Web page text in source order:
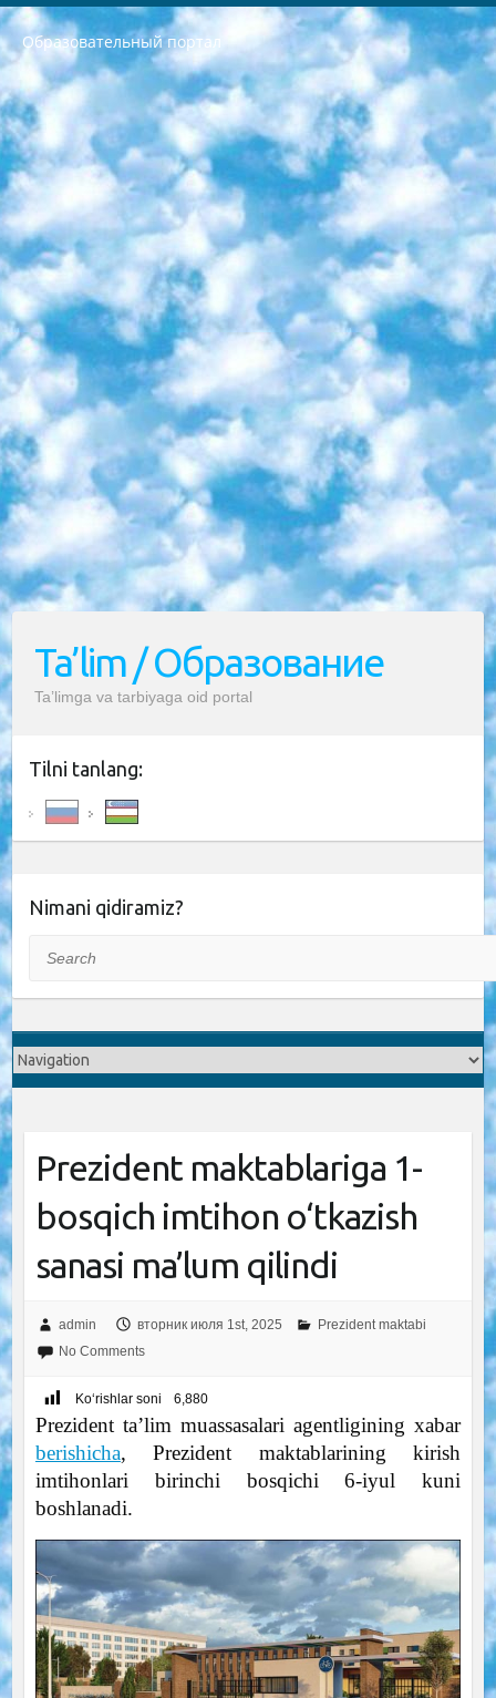
Образовательный портал
РЕСПУБЛИКА УЗБЕКИСТАН МИНИСТРЕРСТВО ДОШКОЛЬНОГО И ШКОЛЬНОГО ОБРАЗОВАНИЯ КОМАНДА в общеобразовательных учреждениях в 2023-2024 учебном году организация и проведение итоговой государственной аттестации обучающихся о Министра дошкольного и школьного образования Республики Узбекистан от 4 марта 2008 года (постановлением Минюста от 20 марта 2008 года № 1778 государственной регистрации) «Итоговое состояние учащихся общего среднего образования на основании положения об утверждении положения об аттестации общего среднего образования выпускной экзамен студентов в образовательных учреждениях в 2023-2024 учебном году В целях организации и прохождения аттестации приказываю: 1. Следующее: перечень предметов, по которым будет проводиться итоговая государственная аттестация и экзамен формы перевода согласно приложению 1; сертификаты международного образца, оценивающие уровень владения иностранными языками перечень согласно приложению 2; 2. Педагогический при специализированных образовательных учреждениях. научно-практический центр квалификации и международной оценки (Д.Давидова) 2024 г. До 25 марта: задания по предметам, по которым будет проводиться итоговая аттестация разработка и утверждение технических условий; итоговая аттестация на основании разработанного предметного задания разработка вопросов по предметам (устно и письменно), экзамен передача; общеобразовательные средние школы и специальные учебные заведения учащиеся выпускных классов школ и интернатов в агентской системе подготовка базы данных экзаменационных материалов и критериев оценки; перевод базы экзаменационных материалов на все языки обучения подать в Республиканский образовательный центр для изготовления; варианты экзаменов на основе разработанных контрольных материалов пусть будут поставлены задачи формирования. 3. Республиканский образовательный центр (Ш.Худайкулов) до 5 апреля 2024 года. до: база данных предоставленных экзаменационных материалов на все языки обучения перевод и экспертиза; для слепых, слабовидящих, глухих, слабослышащих и умственно отсталых детей учащиеся выпускных классов специализированных школ и школ-интернатов база данных экзаменационных материалов на всех преподаваемых языках подготовка критериев оценки; специализированные школы для умственно отсталых детей и технологии для учащихся выпускных классов школ-интернатов разработка соответствующих рекомендаций и критериев проведения ЕГЭ по естествознанию давать задания. 4. Педагогический при специализированных образовательных учреждениях. Научно-практический центр навыков и международной оценки (Д.Давидова), Республика образовательный центр (Худайкулов Ш.) итоговый государственный аттестационный экзамен ориентирован на творческое и логическое мышление при подготовке базы материалов учитывать введение заданий. 5. Следует отметить, что: сертификат государственного образца о знании общеобразовательного предмета и как минимум национальный уровень B1 по предметам на иностранных языках, указанным в Приложении 2. или международно признанный сертификат эквивалентного уровня студенты, изучающие определенный предмет, освобождаются от экзамена; по соответствующим предметам запланирована итоговая государственная аттестация за день до дня, путем жеребьевки Рабочей группой (в письменной форме по предметам, проводимым в форме) из числа сформированных вариантов выбрано 2 варианта; 2 выбранных варианта экзамена анонсированы на официальном сайте министерства и все выпускники по всей стране на основе этих вариантов проводит итоговую государственную аттестацию. 6. Государственное образование учащихся средних общеобразовательных учреждений. знания в соответствии с квалификационными требованиями, которые необходимо приобрести на основании стандартов итоговый (выпускной) контроль для 9 и 11 классов в целях тестирования Экзамены (далее – экзамены) состоят из предметов, перечисленных в приложении 1. будет сделано. 7. Экзамены пройдут с 26 мая по 15 июня 2024 г. (кроме науки физического воспитания). 8. Физическая для учащихся 9 классов общесредних образовательных учреждений. Экзамены по предмету «Образование, квалификация медицина» 1-6 мая 2024 года. сотрудники перевести под присмотр (с отклонениями в физическом или умственном развитии) специализированная школа для детей, школы-интернаты и со сколиозом школы-интернаты санаторного типа для больных детей исключены). 9. Он был слепым, слабовидящим и имел нарушения опорно-двигательного аппарата. экзамены в специализированных школах и интернатах для детей должны проводиться исходя из требований, предъявляемых к общеобразовательным учреждениям (физкультура кроме науки). 10. Специализированная школа для глухих и слабослышащих детей. и экзамены в интернатах и быть реализован в виде письменного теста по математике. 11. Специальность для умственно отсталых детей. Для 9 класса Родной язык и литературное письмо Государственный язык (язык обучения – узбекский). для неклассов) написано Математическое письмо Письменная/устная история Узбекистана Физическое воспитание практично Итоговый контроль Для 11 класса Написание родного языка и литературы (эссе) Математическое письмо Узбекский язык (обучение на узбекском языке) не посещающее общее среднее образование для учреждений)/Образовательное учреждение выбор письменный и устный Иностранный язык письменный/устный Письменная/устная история Узбекистана *По выбору студента:  Химия  Физика  Основы государственного права  География 10 бесплатных образовательных ресурсов - Мы составили подборку онлайн-проектов с интерактивными упражнениями, видеолекциями и статьями. Они помогут вам обрести новые и освежить старые знания бесплатно. 1. «ИНТУИТ» Старейшая образовательная площадка Рунета. Здесь вы найдёте сотни текстовых и видеокурсов на десятки различных тем — от программирования до психологии. Многие курсы подготовлены российскими университетами и крупными международными компаниями вроде Intel и Microsoft. Самостоятельное обучение бесплатное, но желающие могут оплатить услуги персональных наставников. 2. «Смартия» знакомит с актуальными профессиями и подсказывает, как им обучаться. Выбрав заинтересовавшую вас специальность — SMM-специалист, фотограф, веб-дизайнер или другую, — увидите список необходимых для неё умений. Чтобы вы могли освоить их самостоятельно, для каждого умения площадка отображает подборку ссылок на учебные материалы. Хотя «Смартия» ориентируется на русскоязычную аудиторию, часть контента всё же доступна только на английском. 3. «Лекторий Физтеха» Проект Московского физико-технического института (Физтеха). С его помощью вы можете смотреть онлайн серии лекций, записанные на видео в этом вузе. В числе доступных предметов — физика, биология, химия, информационные технологии и другие. К некоторым лекциям администрация ресурса прилагает готовые конспекты, которые можно скачивать в PDF-формате. 4. ITMOcourses Онлайн-площадка Санкт-Петербургского национального исследовательского университета информационных технологий, механики и оптики (ИТМО). Ресурс предоставляет свободный доступ к курсам, разработанным в этом вузе. Каталог материалов разбит на четыре категории: «Оптические системы и технологии», «Приборостроение и робототехника», «Информационные технологии» и «Биотехнологии». Курсы состоят из видеолекций, интерактивных демонстраций и заданий. 5. «КиберЛенинка» Электронная научная библиотека открытого доступа. Каталог площадки регулярно обрастает текстами статей из различных научных изданий. Сгруппированные по журналам и рубрикам публикации можно читать онлайн или скачивать целиком в PDF-формате. Проект нацелен на популяризацию науки за счёт открытого доступа к качественной информации. 6. «ПостНаука» На этом ресурсе публикуют подборки видеолекций, составленные экспертами из разных отраслей и объединённые общими темами. Среди них, к примеру, есть серии «Биоинформатика и геномика», «Культура средневековой Скандинавии» и Cinema Studies о теории кино. Каждая подборка лекций — логически связанная история, рассказанная экспертом от первого лица. Кроме того, на сайте появляются научно-образовательные статьи и тесты на разные темы. 7. «Newочём» Команда проекта «Newочём» отбирает самые интересные тексты из англоязычных СМИ и переводит те из них, за которые голосуют участники сообщества «ВКонтакте». По большей части это научно-популярные статьи. Редакторы придумывают лишь заголовки, в остальном содержание переводов соответствует оригиналам. Полные тексты можно читать прямо в социальной сети. 8. InternetUrok Онлайн-база материалов по основным дисциплинам школьной программы. Информация на сайте структурирована по классам, предметам и темам (урокам). Каждый урок состоит из видеолекций и конспектов. Есть также интерактивные тренажёры и тесты для закрепления пройденного материала. Даже если вы давно окончили школу, возможность повторить программу старших классов всегда может пригодиться. 9. Edutainme Ещё один ресурс об образовании. В отличие от Newtonew, как мне кажется, Edutainme больше ориентируется на представителей индустрии: педагогов, предпринимателей, разработчиков образовательных проектов. Но и любой, кто просто стремится к саморазвитию, найдёт на сайте много полезного и интересного для себя. Например, информацию о новых курсах и образовательных сервисах. 10. Newtonew Онлайн-медиа об образовании и обучении в широком смысле. Авторы Newtonew пишут об инструментах, заведениях, тактиках и стратегиях, которые помогают учить других и получать новые знания самостоятельно. На этой площадке вы найдёте новости, обзоры, аналитические мат
Ta’lim / Образование
Ta’limga va tarbiyaga oid portal
Tilni tanlang:
Nimani qidiramiz?
Prezident maktablariga 1-
bosqich imtihon o‘tkazish
sanasi ma’lum qilindi
admin вторник июля 1st, 2025
Prezident maktabi
No Comments
Ko‘rishlar soni 6,880
Prezident ta’lim muassasalari agentligining xabar
berishicha, Prezident maktablarining kirish
imtihonlari birinchi bosqichi 6-iyul kuni
boshlanadi.